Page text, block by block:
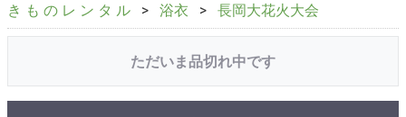
き も の レ ン タ ル
浴衣 長岡大花火大会
ただいま品切れ中です